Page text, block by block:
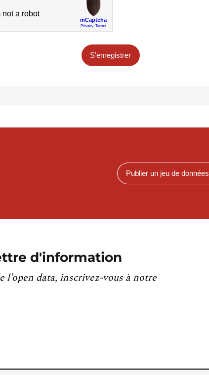
S'enregistrer
Publier un jeu de données
d'information
l’open data, inscrivez-vous à notre